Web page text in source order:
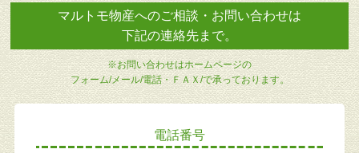
マルトモ物産へのご相談・お問い合わせは
下記の連絡先まで。
※お問い合わせはホームページの
フォーム/メール/電話・ＦＡＸ/で承っております。
電話番号